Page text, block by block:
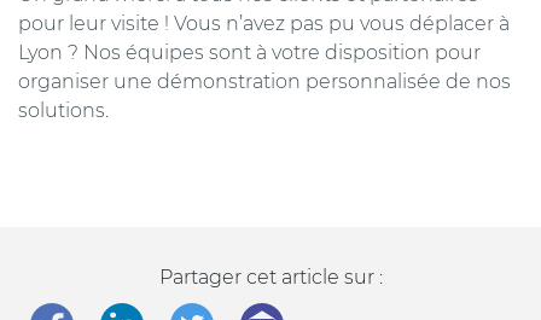
pour leur visite ! Vous n’avez pas pu vous déplacer à
Lyon ? Nos équipes sont à votre disposition pour
organiser une démonstration personnalisée de nos
solutions.
Partager cet article sur :